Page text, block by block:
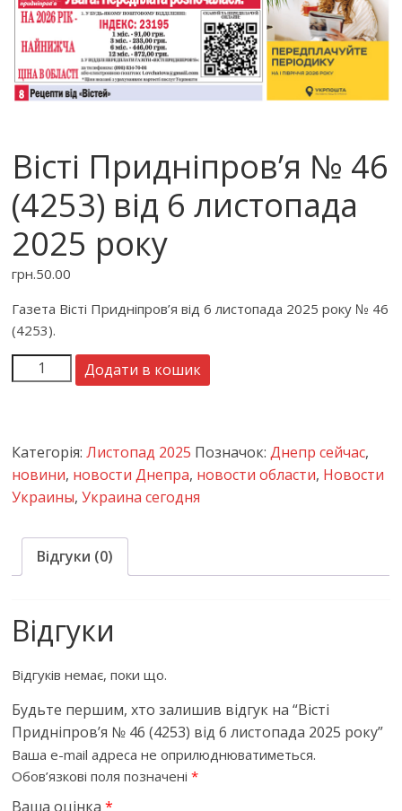
Вісті Придніпров’я № 46
(4253) від 6 листопада
2025 року
грн.50.00
Газета Вісті Придніпров’я від 6 листопада 2025 року № 46
(4253).
Додати в кошик
Категорія:Листопад 2025 Позначок:Днепр сейчас,
новини, новости Днепра, новости области, Новости
Украины,Украина сегодня
Відгуки (0)
Відгуки
Відгуків немає, поки що.
Будьте першим, хто залишив відгук на “Вісті
Придніпров’я № 46 (4253) від 6 листопада 2025 року”
Ваша e-mail адреса не оприлюднюватиметься.
Обов’язкові поля позначені*
Ваша оцінка*